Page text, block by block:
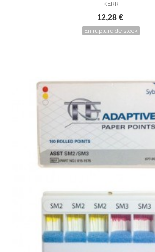
KERR
12,28 €
En rupture de stock